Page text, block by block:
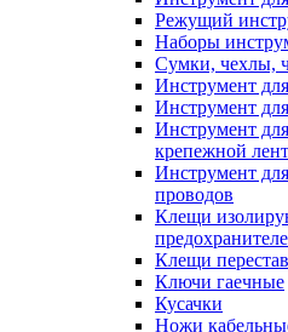
Режущий
Наборы
Сумки, чехлы,
Инструмент
Инструмент
Инструмент
крепежной
Инструмент
проводов
Клещи
Клещи
Ключи гаечные
Кусачки
Ножи